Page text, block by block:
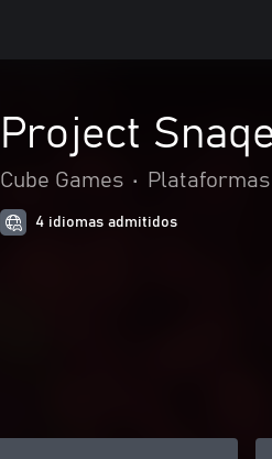
Project
Cube Games • Plataformas
4 idiomas admitidos